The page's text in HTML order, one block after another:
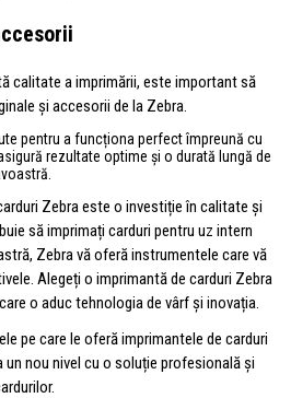
calitate a imprimării, este important să
și accesorii de la Zebra.
pentru a funcționa perfect împreună cu
rezultate optime și o durată lungă de
Zebra este o investiție în calitate și
să imprimați carduri pentru uz intern
Zebra vă oferă instrumentele care vă
Alegeți o imprimantă de carduri Zebra
o aduc tehnologia de vârf și inovația.
pe care le oferă imprimantele de carduri
un nou nivel cu o soluție profesională și